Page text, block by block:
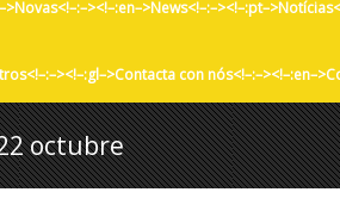
con
octubre